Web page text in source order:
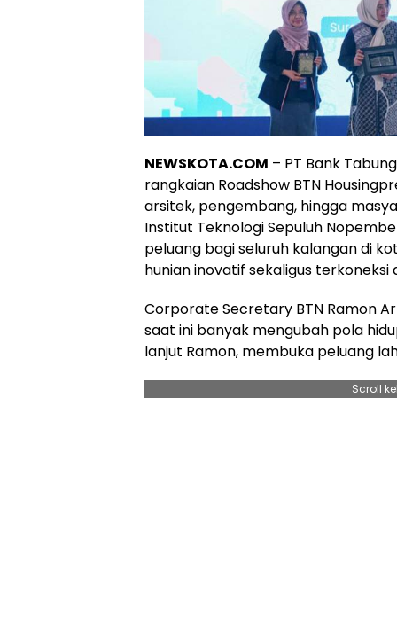
NEWSKOTA.COM – PT Bank
rangkaian Roadshow BTN
arsitek, pengembang, hingga
Institut Teknologi Sepuluh
peluang bagi seluruh kalangan di
hunian inovatif sekaligus
Corporate Secretary BTN Ramon
saat ini banyak mengubah pola
lanjut Ramon, membuka peluang
Scroll